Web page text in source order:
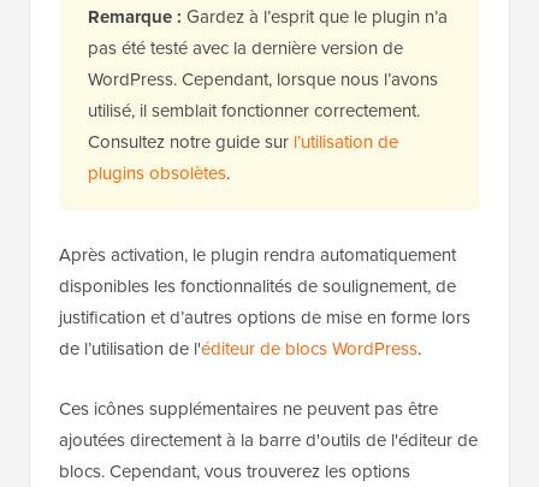
Remarque : Gardez à l’esprit que le plugin n’a
pas été testé avec la dernière version de
WordPress. Cependant, lorsque nous l’avons
utilisé, il semblait fonctionner correctement.
Consultez notre guide sur l’utilisation de
plugins obsolètes.
Après activation, le plugin rendra automatiquement
disponibles les fonctionnalités de soulignement, de
justification et d’autres options de mise en forme lors
de l’utilisation de l'éditeur de blocs WordPress.
Ces icônes supplémentaires ne peuvent pas être
ajoutées directement à la barre d'outils de l'éditeur de
blocs. Cependant, vous trouverez les options